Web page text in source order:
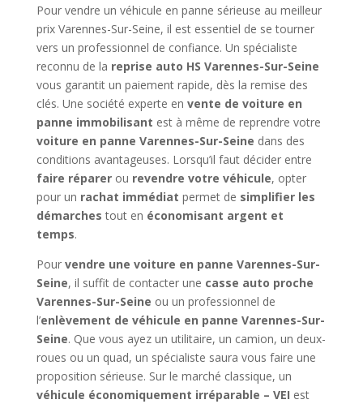
Pour vendre un véhicule en panne sérieuse au meilleur
prix Varennes-Sur-Seine, il est essentiel de se tourner
vers un professionnel de confiance. Un spécialiste
reconnu de la reprise auto HS Varennes-Sur-Seine
vous garantit un paiement rapide, dès la remise des
clés. Une société experte en vente de voiture en
panne immobilisant est à même de reprendre votre
voiture en panne Varennes-Sur-Seine dans des
conditions avantageuses. Lorsqu’il faut décider entre
faire réparerou revendre votre véhicule, opter
pour un rachat immédiat permet de simplifier les
démarches tout en économisant argent et
temps.
Pour vendre une voiture en panne Varennes-Sur-
Seine, il suffit de contacter une casse auto proche
Varennes-Sur-Seine ou un professionnel de
l’enlèvement de véhicule en panne Varennes-Sur-
Seine. Que vous ayez un utilitaire, un camion, un deux-
roues ou un quad, un spécialiste saura vous faire une
proposition sérieuse. Sur le marché classique, un
véhicule économiquement irréparable – VEI est